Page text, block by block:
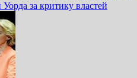
за критику властей